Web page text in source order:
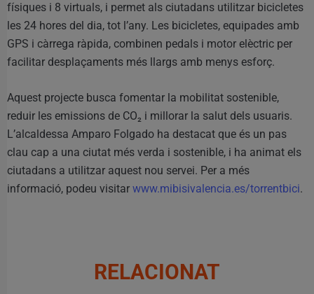
físiques i 8 virtuals, i permet als ciutadans utilitzar bicicletes
les 24 hores del dia, tot l’any. Les bicicletes, equipades amb
GPS i càrrega ràpida, combinen pedals i motor elèctric per
facilitar desplaçaments més llargs amb menys esforç.
Aquest projecte busca fomentar la mobilitat sostenible,
reduir les emissions de CO₂ i millorar la salut dels usuaris.
L’alcaldessa Amparo Folgado ha destacat que és un pas
clau cap a una ciutat més verda i sostenible, i ha animat els
ciutadans a utilitzar aquest nou servei. Per a més
informació, podeu visitar www.mibisivalencia.es/torrentbici.
RELACIONAT